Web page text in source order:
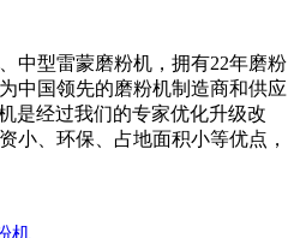
中型雷蒙磨粉机，拥有22年磨粉
中国领先的磨粉机制造商和供应
是经过我们的专家优化升级改
小、环保、占地面积小等优点，